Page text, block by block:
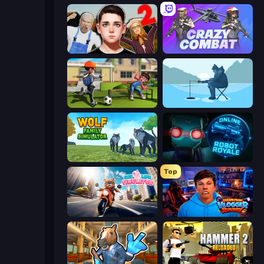
Schoolboy Escape 2 Crazy Combat
The Prank King
Wolf Family Simulator Online Robot Royale
Cat Life Simulator
Top
Escape from Vlogger: Runaway